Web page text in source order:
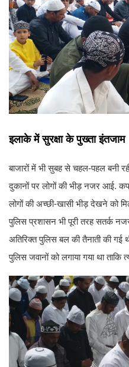
इलाके में सुरक्षा के पुख्ता इंतजाम
बाजारों में भी सुबह से चहल-पहल बनी
दुकानों पर लोगों की भीड़ नजर आई.
लोगों की अच्छी-खासी भीड़ देखने को
पुलिस प्रशासन भी पूरी तरह सतर्क
अतिरिक्त पुलिस बल की तैनाती की
पुलिस जवानों को लगाया गया था ताकि